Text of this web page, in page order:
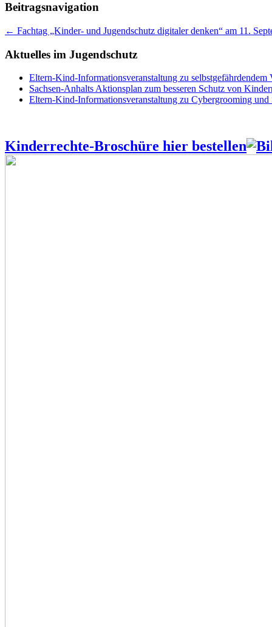
Beitragsnavigation
← Fachtag „Kinder- und Jugendschutz digitaler denken“ am 11.
Aktuelles im Jugendschutz
Eltern-Kind-Informationsveranstaltung zu selbstgefährdendem
Sachsen-Anhalts Aktionsplan zum besseren Schutz von
Eltern-Kind-Informationsveranstaltung zu Cybergrooming und
Kinderrechte-Broschüre hier bestellen